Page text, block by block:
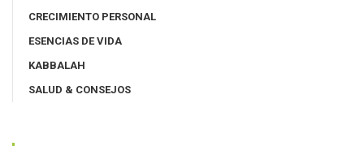
CRECIMIENTO PERSONAL
ESENCIAS DE VIDA
KABBALAH
SALUD & CONSEJOS